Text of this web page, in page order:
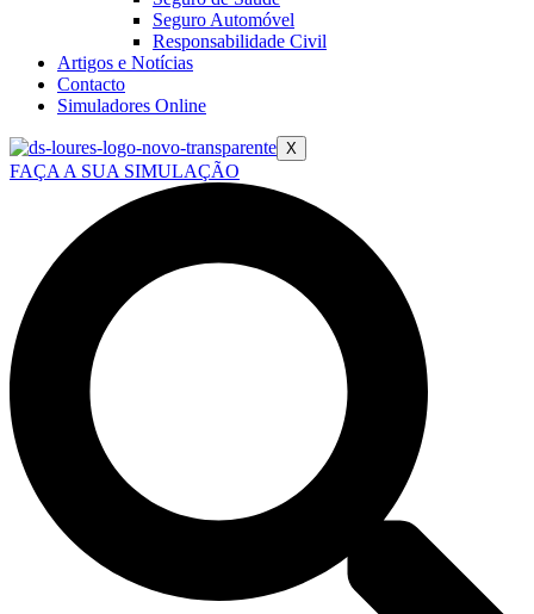
Seguro Automóvel
Responsabilidade Civil
Artigos e Notícias
Contacto
Simuladores Online
X
FAÇA A SUA SIMULAÇÃO